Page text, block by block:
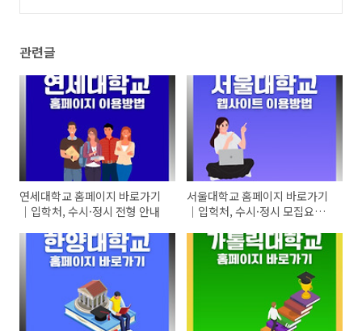
관련글
연세대학교 홈페이지 바로가기
｜입학처, 수시·정시 전형 안내
서울대학교 홈페이지 바로가기
｜입헉처, 수시·정시 모집요강